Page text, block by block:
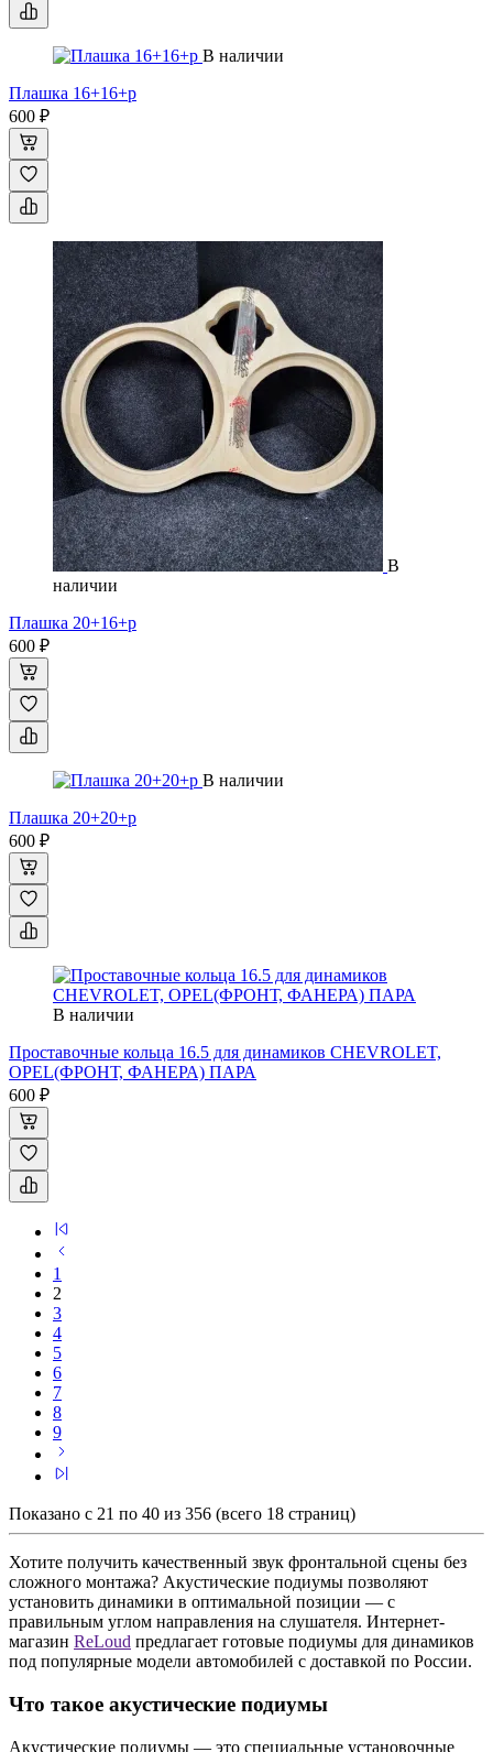
В наличии
Плашка 16+16+р
600 ₽
В
наличии
Плашка 20+16+р
600 ₽
В наличии
Плашка 20+20+р
600 ₽
В наличии
Проставочные кольца 16.5 для динамиков CHEVROLET,
OPEL(ФРОНТ, ФАНЕРА) ПАРА
600 ₽
1
2
3
4
5
6
7
8
9
Показано с 21 по 40 из 356 (всего 18 страниц)
Хотите получить качественный звук фронтальной сцены без
сложного монтажа? Акустические подиумы позволяют
установить динамики в оптимальной позиции — с
правильным углом направления на слушателя. Интернет-
магазин ReLoud предлагает готовые подиумы для динамиков
под популярные модели автомобилей с доставкой по России.
Что такое акустические подиумы
Акустические подиумы — это специальные установочные